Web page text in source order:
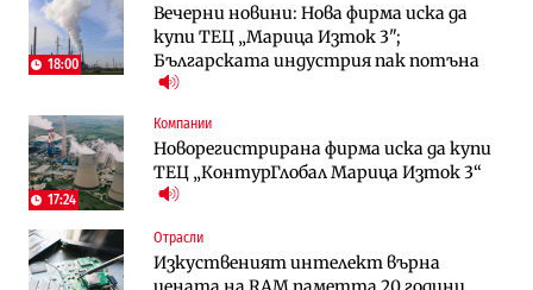
18:00
Вечерни новини: Нова фирма иска да
купи ТЕЦ „Марица Изток 3";
Българската индустрия пак потъна
17:24
Компании
Новорегистрирана фирма иска да купи
ТЕЦ „КонтурГлобал Марица Изток 3“
Отрасли
Изкуственият интелект върна
„Ендуросат“ ще строи огромен
космически и отбранителен център в
Доброславци
Държавният ТЕЦ „Марица изток 2“
работи с 5 блока
Трафикът толкова е намалял, че големи
медии обмислят да се откажат
Държавният ТЕЦ „Марица изток 2“
работи с 5 блока
„Ендуросат“ ще строи огромен
космически и отбранителен център в
Доброславци
Кабинетът иска да отпадне забраната
за износ на дизел и керосин